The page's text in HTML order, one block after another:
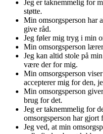
Jeg er taknemmelig for
støtte.
Min omsorgsperson har
give råd.
Jeg føler mig tryg i min
Min omsorgsperson
Jeg kan altid stole på
være der for mig.
Min omsorgsperson
accepterer mig for den,
Min omsorgsperson
brug for det.
Jeg er taknemmelig for
omsorgsperson har gjort
Jeg ved, at min